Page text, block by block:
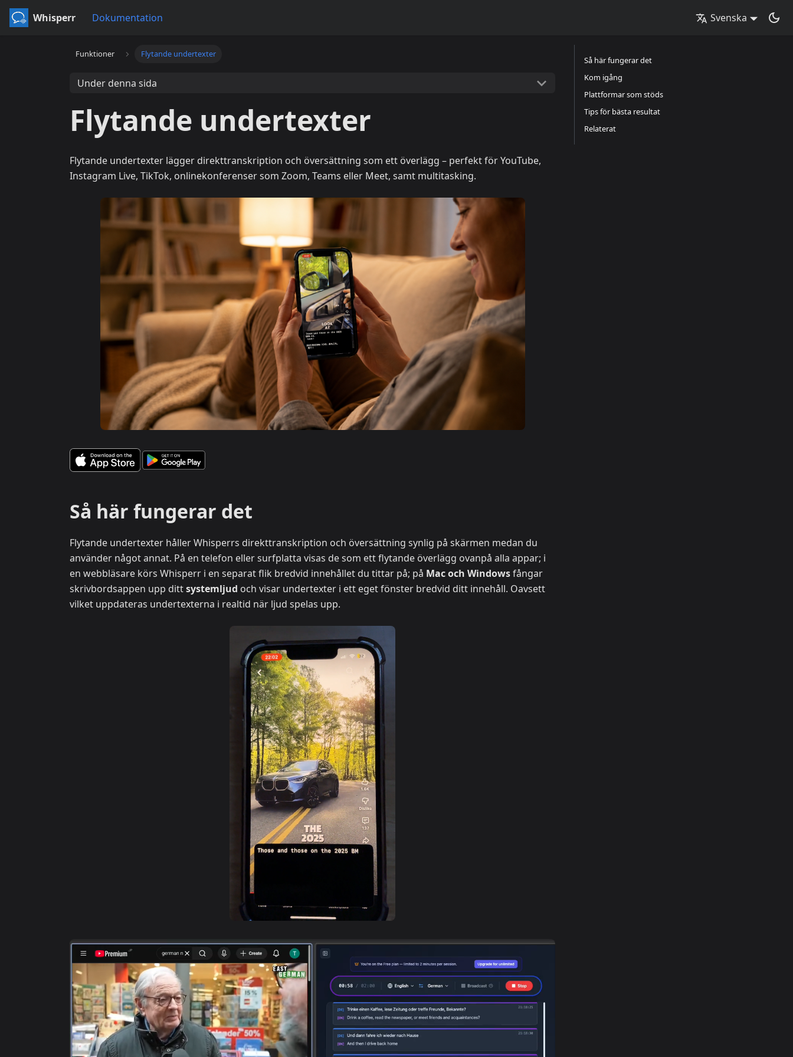
Whisperr Dokumentation Svenska
Funktioner Flytande undertexter
Under denna sida
Flytande undertexter
Flytande undertexter lägger direkttranskription och översättning som ett överlägg – perfekt för YouTube,
Instagram Live, TikTok, onlinekonferenser som Zoom, Teams eller Meet, samt multitasking.
Så här fungerar det
Flytande undertexter håller Whisperrs direkttranskription och översättning synlig på skärmen medan du
använder något annat. På en telefon eller surfplatta visas de som ett flytande överlägg ovanpå alla appar; i
en webbläsare körs Whisperr i en separat flik bredvid innehållet du tittar på; på Mac och Windowsfångar
skrivbordsappen upp dittsystemljud och visar undertexter i ett eget fönster bredvid ditt innehåll. Oavsett
vilket uppdateras undertexterna i realtid när ljud spelas upp.
Så här fungerar det
Kom igång
Plattformar som stöds
Tips för bästa resultat
Relaterat